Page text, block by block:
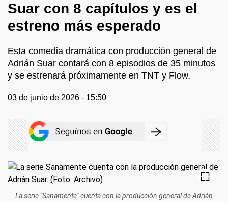
Suar con 8 capítulos y es el
estreno más esperado
Esta comedia dramática con producción general de
Adrián Suar contará con 8 episodios de 35 minutos
y se estrenará próximamente en TNT y Flow.
03 de junio de 2026 - 15:50
La serie "Sanamente" cuenta con la producción general de Adrián